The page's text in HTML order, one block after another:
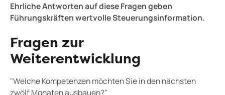
Ehrliche Antworten auf diese Fragen geben
Führungskräften wertvolle Steuerungsinformation.
Fragen zur
Weiterentwicklung
"Welche Kompetenzen möchten Sie in den nächsten
zwölf Monaten ausbauen?"